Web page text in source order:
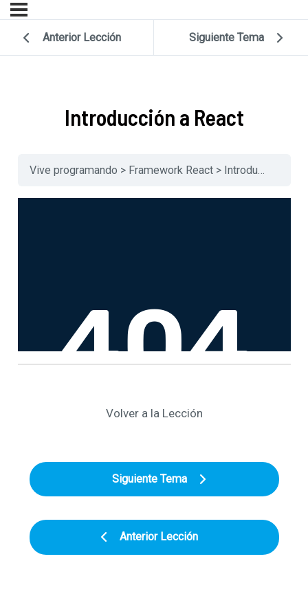
Anterior Lección Siguiente Tema
Introducción a React
Vive programando Framework React Introducción a React
Anterior Lección
Volver a la Lección
Siguiente Tema